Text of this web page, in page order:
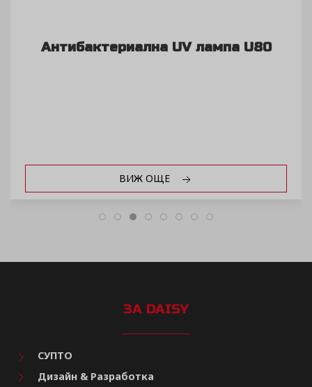
Антибактериална UV лампа U80
ВИЖ ОЩЕ
ЗА DAISY
СУПТО
Дизайн & Разработка